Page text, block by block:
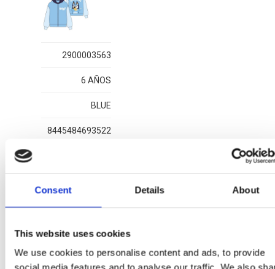
Consent Details About
This website uses cookies
We use cookies to personalise content and ads, to provide
2900003563
6 AÑOS
BLUE
8445484693522
Altri articoli BLUEY